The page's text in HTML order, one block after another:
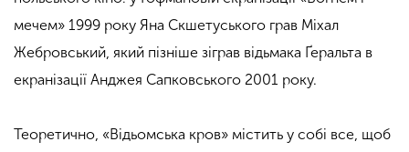
мечем» 1999 року Яна Скшетуського грав Міхал
Жебровський, який пізніше зіграв відьмака Ґеральта в
екранізації Анджея Сапковського 2001 року.
Теоретично, «Відьомська кров» містить у собі все, щоб